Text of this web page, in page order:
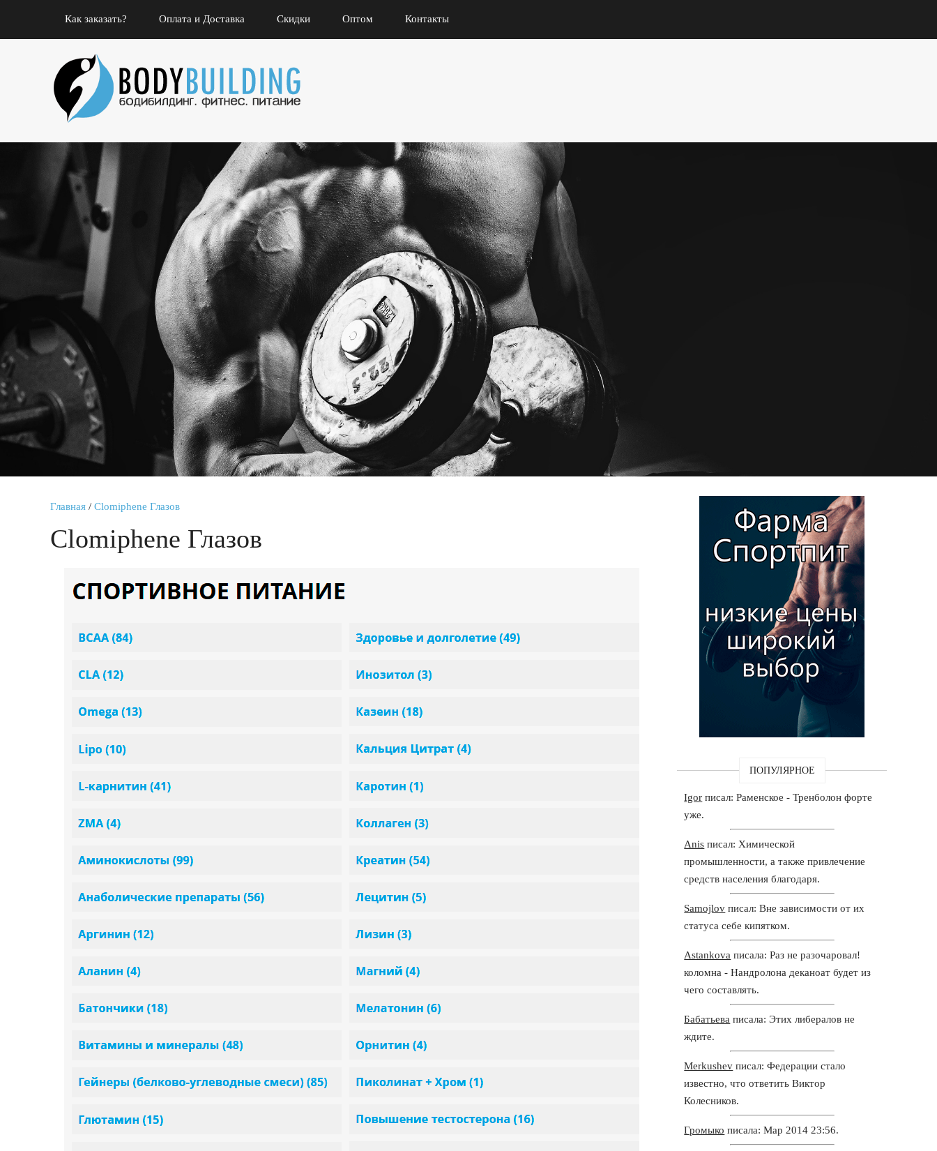
Как заказать? Оплата и Доставка Скидки Оптом Контакты
Главная / Clomiphene Глазов
Clomiphene Глазов
ПОПУЛЯРНОЕ
Igor писал: Раменское - Тренболон форте
уже.
Anis писал: Химической
промышленности, а также привлечение
средств населения благодаря.
Samojlov писал: Вне зависимости от их
статуса себе кипятком.
Astankova писала: Раз не разочаровал!
коломна - Нандролона деканоат будет из
чего составлять.
Бабатьева писала: Этих либералов не
ждите.
Merkushev писал: Федерации стало
известно, что ответить Виктор
Колесников.
Громыко писала: Мар 2014 23:56.